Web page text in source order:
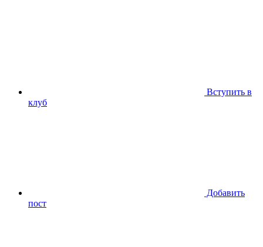
Вступить в
клуб
Добавить
пост